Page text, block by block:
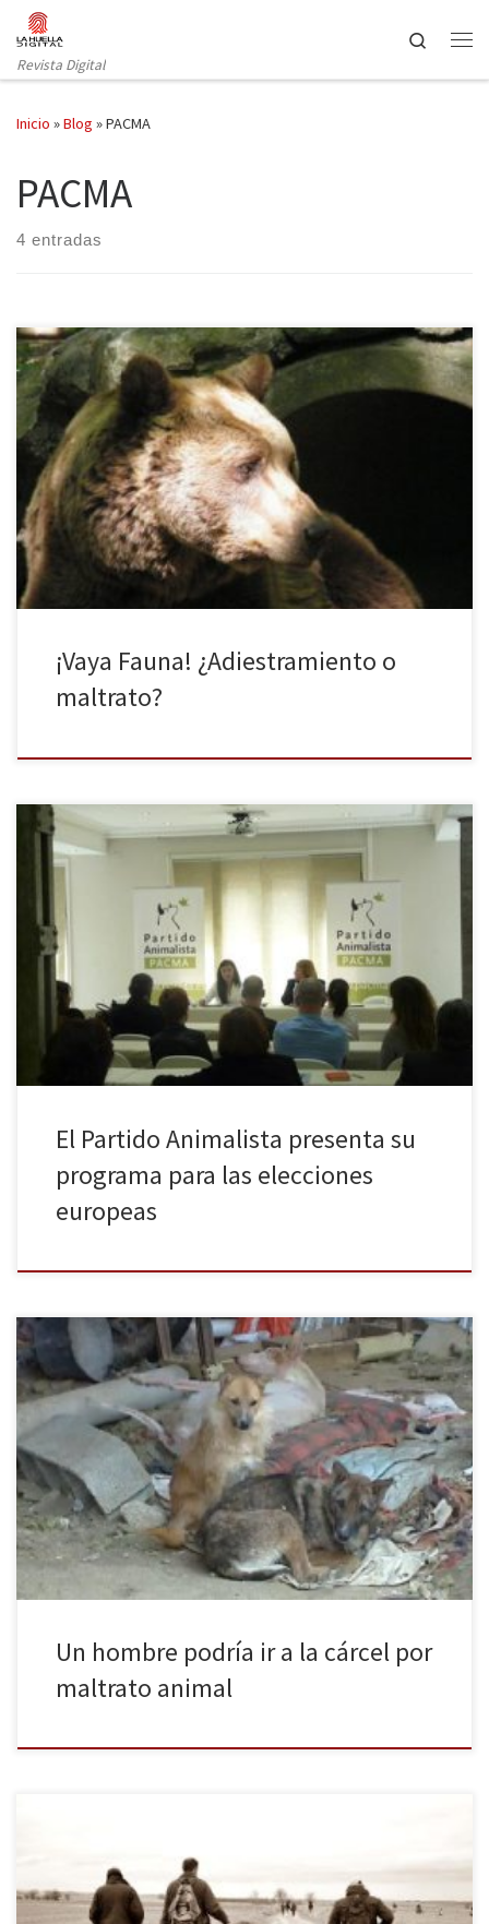
Saltar al contenido
Revista Digital
Search
Inicio »Blog »PACMA
PACMA
4 entradas
El programa televisado por Telecinco ha causado malestar entre
los defensores de los animales. ¡Vaya Fauna! Es el primer ‘talent
show’ de animales en el que distintas especies compiten
mostrando insólitas habilidades para tratar de acceder a la final en
la que el ganador obtendrá 25.000 euros. El programa que […]
¡Vaya Fauna! ¿Adiestramiento o
maltrato?
Entre el 22 y el 25 de mayo se celebrarán las elecciones europeas
para la elección de 851 eurodiputados. Aproximadamente 400
millones de personas están llamadas a las urnas en los 28 estados.
El Partido Animalista (PACMA) debido a los más de 100.000 votos
que obtuvieron en las elecciones al […]
El Partido Animalista presenta su
programa para las elecciones
europeas
Después de cuatro años de denuncias contra el segoviano M.S.C
por maltrato animal, podría convertirse en la primera persona que
entra en la cárcel por este delito. El hombre fue denunciado en
2010 y recientemente ha sido condenado por el Juzgado de lo
Penal número 1 de Segovia a seis […]
Un hombre podría ir a la cárcel por
maltrato animal
La Asociación Parlamentaria en Defensa de los Derechos de los
Animales (APDDA) llevó al Congreso de los Diputados el pasado